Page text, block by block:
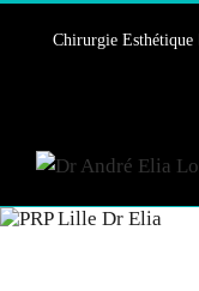
Chirurgie Esthétique